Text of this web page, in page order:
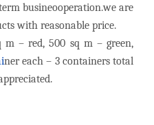
busineooperation.we are
with reasonable price.
m – red, 500 sq m – green,
ner each – 3 containers total